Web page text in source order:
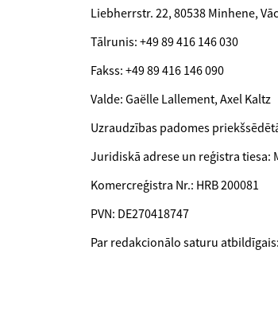
Liebherrstr. 22, 80538 Minhene,
Tālrunis: +49 89 416 146 030
Fakss: +49 89 416 146 090
Valde: Gaëlle Lallement, Axel Kaltz
Uzraudzības padomes
Juridiskā adrese un reģistra tiesa:
Komercreģistra Nr.: HRB 200081
PVN: DE270418747
Par redakcionālo saturu